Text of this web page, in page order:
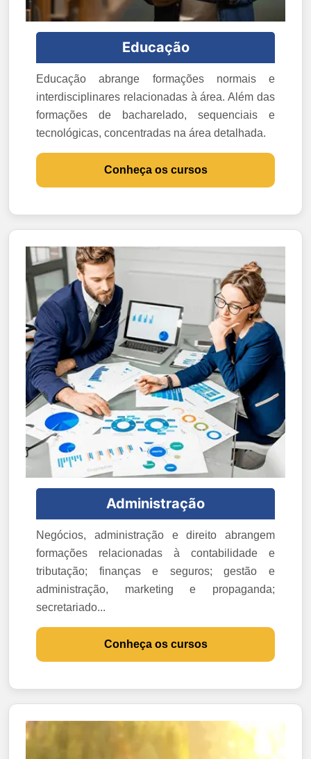
Educação
Educação abrange formações normais e
interdisciplinares relacionadas à área. Além das
formações de bacharelado, sequenciais e
tecnológicas, concentradas na área detalhada.
Conheça os cursos
Administração
Negócios, administração e direito abrangem
formações relacionadas à contabilidade e
tributação; finanças e seguros; gestão e
administração, marketing e propaganda;
secretariado...
Conheça os cursos